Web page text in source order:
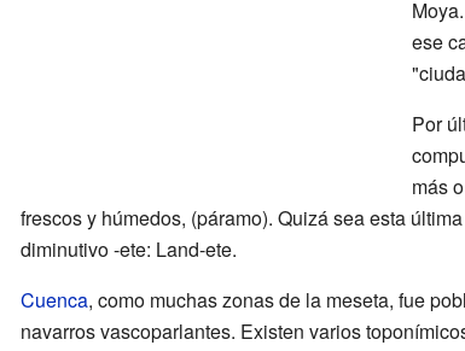
ese
Por
más
frescos y húmedos, (páramo). Quizá sea esta
diminutivo -ete: Land-ete.
Cuenca, como muchas zonas de la meseta, fue
navarros vascoparlantes. Existen varios